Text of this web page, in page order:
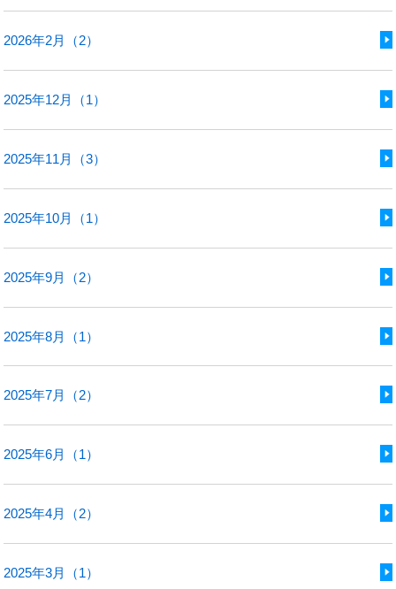
2026年2月（2）
2025年12月（1）
2025年11月（3）
2025年10月（1）
2025年9月（2）
2025年8月（1）
2025年7月（2）
2025年6月（1）
2025年4月（2）
2025年3月（1）